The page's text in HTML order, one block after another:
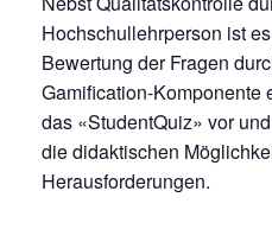
Hochschullehrperson ist
Bewertung der Fragen
Gamification-Komponente
das «StudentQuiz» vor
die didaktischen
Herausforderungen.